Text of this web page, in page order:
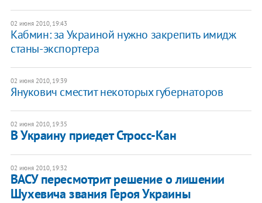
02 июня 2010, 19:43
Кабмин: за Украиной нужно закрепить имидж
станы-экспортера
02 июня 2010, 19:39
Янукович сместит некоторых губернаторов
02 июня 2010, 19:35
В Украину приедет Стросс-Кан
02 июня 2010, 19:32
ВАСУ пересмотрит решение о лишении
Шухевича звания Героя Украины